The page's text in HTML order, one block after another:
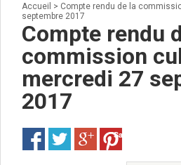
Vie municipale
Conseillers municipaux
Commissions 2026
Prendre rendez-vous
Arrêtés du Maire
Services municipaux
Organigramme
Pour venir nous voir
État civil/élections/
Accueil > Compte rendu de la
septembre 2017
Compte rendu
commission
mercredi 27
2017
Save